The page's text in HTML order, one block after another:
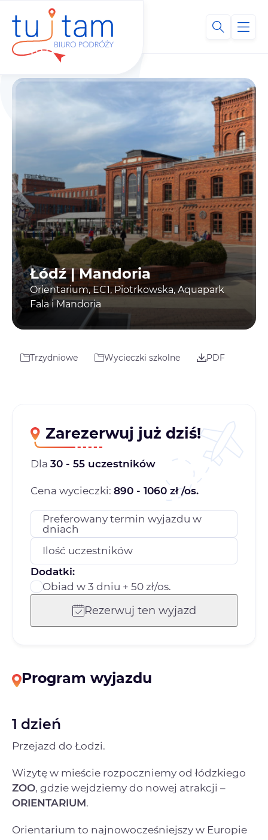
Łódź | Mandoria
Orientarium, EC1, Piotrkowska, Aquapark
Fala i Mandoria
Trzydniowe Wycieczki szkolne PDF
Zarezerwuj już dziś!
Dla 30 - 55 uczestników
Cena wycieczki: 890 - 1060 zł /os.
Preferowany termin wyjazdu w
dniach
Ilość uczestników
Dodatki:
Obiad w 3 dniu + 50 zł/os.
Rezerwuj ten wyjazd
Program wyjazdu
1 dzień
Przejazd do Łodzi.
Wizytę w mieście rozpoczniemy od łódzkiego
ZOO, gdzie wejdziemy do nowej atrakcji –
ORIENTARIUM.
Orientarium to najnowocześniejszy w Europie